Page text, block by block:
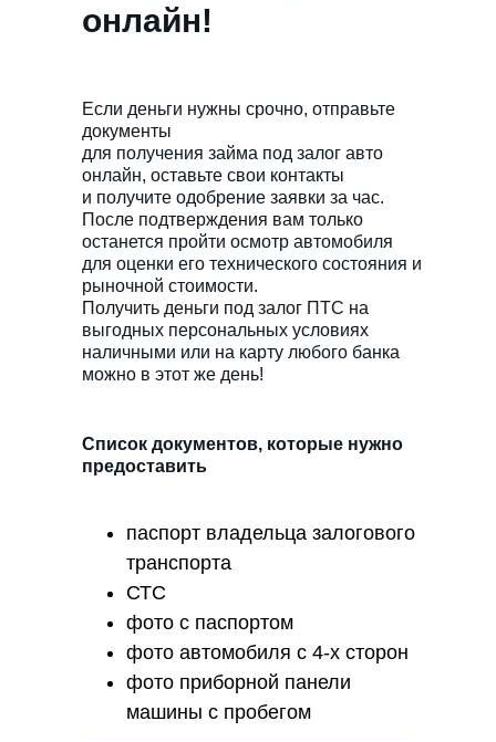
онлайн!
Если деньги нужны срочно, отправьте
документы
для получения займа под залог авто
онлайн, оставьте свои контакты
и получите одобрение заявки за час.
После подтверждения вам только
останется пройти осмотр автомобиля
для оценки его технического состояния и
рыночной стоимости.
Получить деньги под залог ПТС на
выгодных персональных условиях
наличными или на карту любого банка
можно в этот же день!
Список документов, которые нужно
предоставить
паспорт владельца залогового
транспорта
СТС
фото с паспортом
фото автомобиля с 4-х сторон
фото приборной панели
машины с пробегом